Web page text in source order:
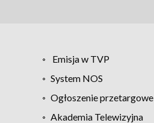
Emisja w TVP
System NOS
Ogłoszenie przetargowe
Akademia Telewizyjna